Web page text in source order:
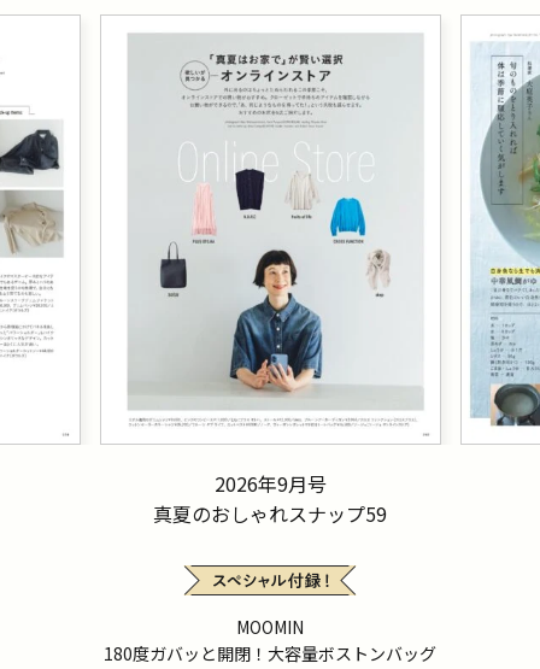
2026年9月号
真夏のおしゃれスナップ59
MOOMIN
180度ガバッと開閉！大容量ボストンバッグ